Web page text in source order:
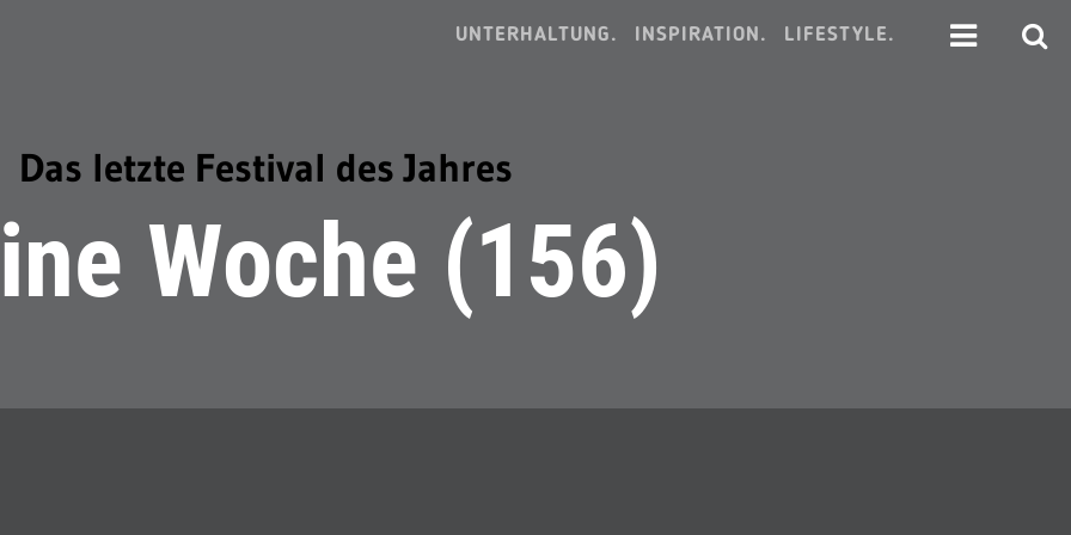
UNTERHALTUNG. INSPIRATION. LIFESTYLE.
Das letzte Festival des Jahres
Woche (156)